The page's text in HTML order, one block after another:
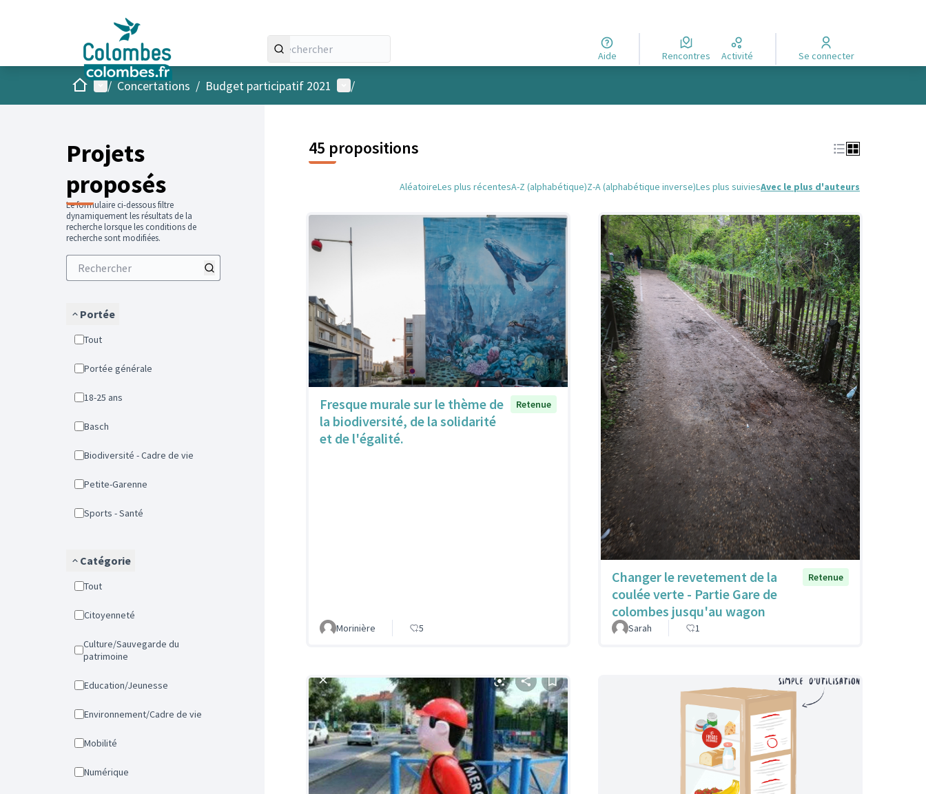
Aide Rencontres Activité Se connecter
AccueilMenu principal
/ Concertations / Budget participatif 2021 Menu utilisateur
/
Projets
proposés
Le formulaire ci-dessous filtre
dynamiquement les résultats de la
recherche lorsque les conditions de
recherche sont modifiées.
Portée
Tout
Portée générale
18-25 ans
Basch
Biodiversité - Cadre de vie
Petite-Garenne
Sports - Santé
Catégorie
Tout
Citoyenneté
Culture/Sauvegarde du
patrimoine
Education/Jeunesse
Environnement/Cadre de vie
Mobilité
Numérique
45 propositions
AléatoireLes plus récentesA-Z (alphabétique)Z-A (alphabétique inverse)Les plus suiviesAvec le plus d'auteurs
Fresque murale sur le thème de
la biodiversité, de la solidarité
et de l'égalité.
Retenue
Morinière 5
Changer le revetement de la
coulée verte - Partie Gare de
colombes jusqu'au wagon
Retenue
Sarah 1